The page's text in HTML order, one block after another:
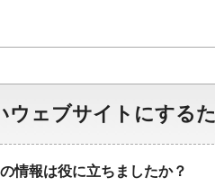
ウェブサイトにする
情報は役に立ちましたか？